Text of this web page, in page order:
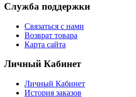
Служба поддержки
Связаться с нами
Возврат товара
Карта сайта
Личный Кабинет
Личный Кабинет
История заказов